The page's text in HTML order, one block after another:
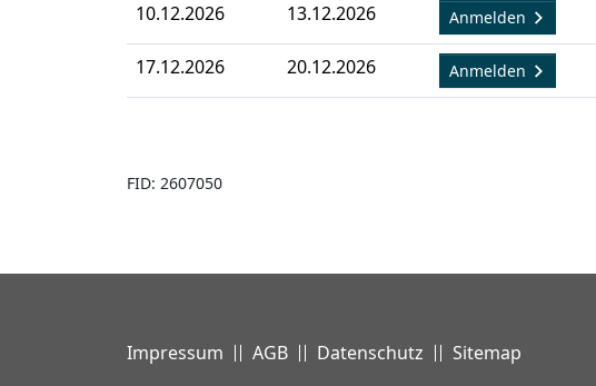
10.12.2026 13.12.2026 Anmelden
17.12.2026 20.12.2026 Anmelden
FID: 2607050
Impressum AGB Datenschutz Sitemap